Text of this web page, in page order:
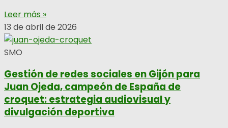
Leer más »
13 de abril de 2026
SMO
Gestión de redes sociales en Gijón para
Juan Ojeda, campeón de España de
croquet: estrategia audiovisual y
divulgación deportiva